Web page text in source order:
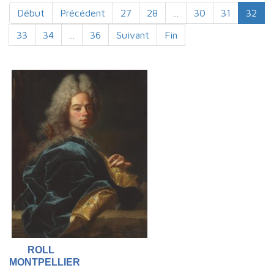
Début Précédent 27 28 30 31
32
33
34 36 Suivant Fin
ROLL
MONTPELLIER